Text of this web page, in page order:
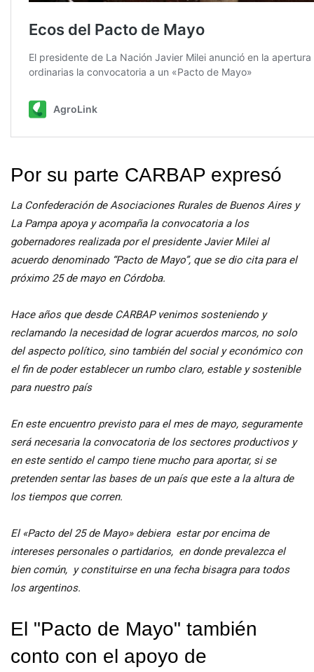
Por su parte CARBAP expresó
La Confederación de Asociaciones Rurales de Buenos Aires y
La Pampa apoya y acompaña la convocatoria a los
gobernadores realizada por el presidente Javier Milei al
acuerdo denominado “Pacto de Mayo”, que se dio cita para el
próximo 25 de mayo en Córdoba.
Hace años que desde CARBAP venimos sosteniendo y
reclamando la necesidad de lograr acuerdos marcos, no solo
del aspecto político, sino también del social y económico con
el fin de poder establecer un rumbo claro, estable y sostenible
para nuestro país
En este encuentro previsto para el mes de mayo, seguramente
será necesaria la convocatoria de los sectores productivos y
en este sentido el campo tiene mucho para aportar, si se
pretenden sentar las bases de un país que este a la altura de
los tiempos que corren.
El «Pacto del 25 de Mayo» debiera estar por encima de
intereses personales o partidarios, en donde prevalezca el
bien común, y constituirse en una fecha bisagra para todos
los argentinos.
El "Pacto de Mayo" también
conto con el apoyo de